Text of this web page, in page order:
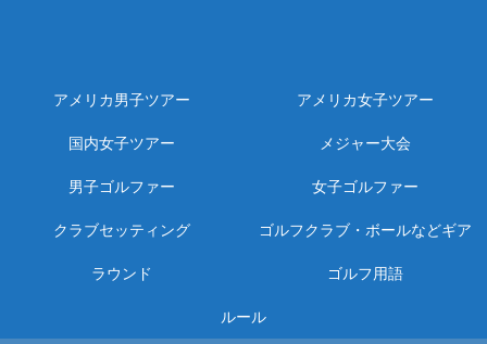
アメリカ男子ツアー アメリカ女子ツアー
国内女子ツアー メジャー大会
男子ゴルファー 女子ゴルファー
クラブセッティング ゴルフクラブ・ボールなどギア
ラウンド ゴルフ用語
ルール